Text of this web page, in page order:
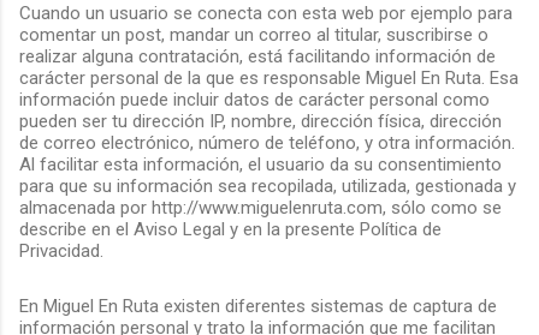
Cuando un usuario se conecta con esta web por ejemplo para
comentar un post, mandar un correo al titular, suscribirse o
realizar alguna contratación, está facilitando información de
carácter personal de la que es responsable Miguel En Ruta. Esa
información puede incluir datos de carácter personal como
pueden ser tu dirección IP, nombre, dirección física, dirección
de correo electrónico, número de teléfono, y otra información.
Al facilitar esta información, el usuario da su consentimiento
para que su información sea recopilada, utilizada, gestionada y
almacenada por http://www.miguelenruta.com, sólo como se
describe en el Aviso Legal y en la presente Política de
Privacidad.
En Miguel En Ruta existen diferentes sistemas de captura de
información personal y trato la información que me facilitan